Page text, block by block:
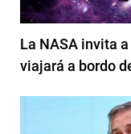
La NASA invita
viajará a bordo